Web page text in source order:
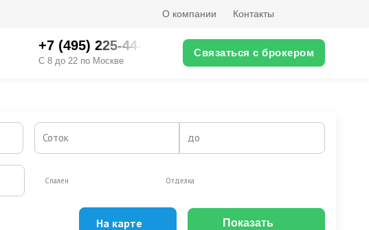
О компании Контакты
+7 (495) 225-44-XX
С 8 до 22 по Москве
Связаться с брокером
Соток до
Спален Отделка
На карте Показать